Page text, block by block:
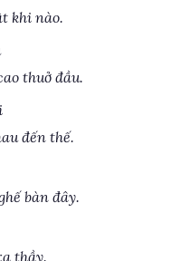
khi nào.
thuở đầu.
đến thế.
bàn đây.
thầy.